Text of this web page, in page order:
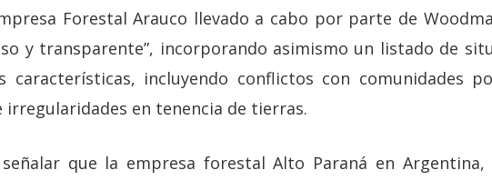
Forestal Arauco llevado a cabo por parte de
y transparente”, incorporando asimismo un listado de
características, incluyendo conflictos con comunidades
irregularidades en tenencia de tierras.
que la empresa forestal Alto Paraná en